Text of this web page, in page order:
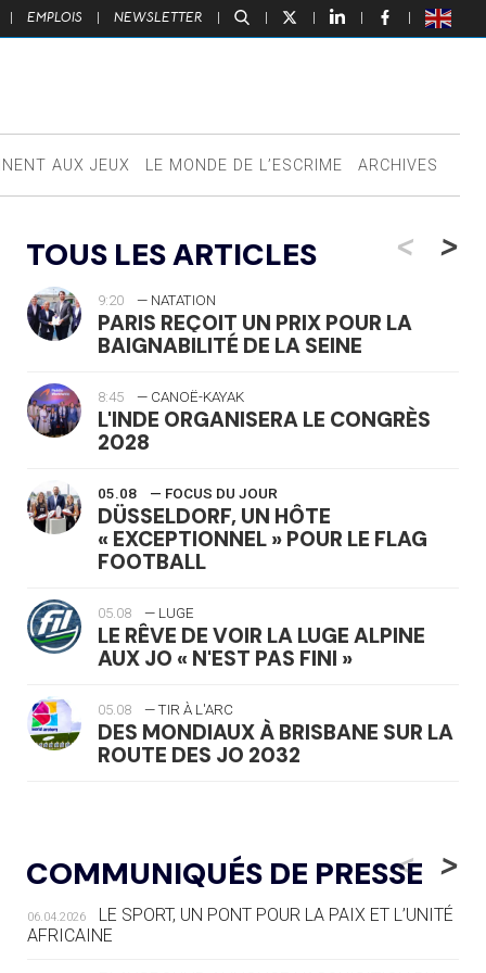
| EMPLOIS | NEWSLETTER | | | | |
AUX JEUX LE MONDE DE L’ESCRIME ARCHIVES
TOUS LES ARTICLES <
9:20 — NATATION
PARIS REÇOIT UN PRIX POUR LA
BAIGNABILITÉ DE LA SEINE
8:45 — CANOË-KAYAK
L'INDE ORGANISERA LE CONGRÈS
2028
05.08 — FOCUS DU JOUR
DÜSSELDORF, UN HÔTE
« EXCEPTIONNEL » POUR LE FLAG
FOOTBALL
05.08 — LUGE
LE RÊVE DE VOIR LA LUGE ALPINE
AUX JO « N'EST PAS FINI »
05.08 — TIR À L'ARC
DES MONDIAUX À BRISBANE SUR LA
ROUTE DES JO 2032
LE VILLAGE OLYMPIQUE DES ARAVIS
SE DESSINE
04.08 — FOCUS DU JOUR
LE COJOP A TROUVÉ SON VILLAGE
>
COMMUNIQUÉS DE PRESSE
<
06.04.2026
LE SPORT, UN PONT POUR LA PAIX ET L’UNITÉ
AFRICAINE
>